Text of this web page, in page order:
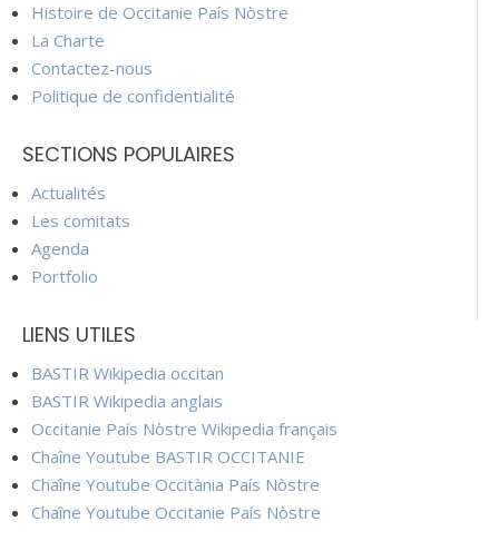
Histoire de Occitanie País Nòstre
La Charte
Contactez-nous
Politique de confidentialité
SECTIONS POPULAIRES
Actualités
Les comitats
Agenda
Portfolio
LIENS UTILES
BASTIR Wikipedia occitan
BASTIR Wikipedia anglais
Occitanie País Nòstre Wikipedia français
Chaîne Youtube BASTIR OCCITANIE
Chaîne Youtube Occitània País Nòstre
Chaîne Youtube Occitanie País Nòstre